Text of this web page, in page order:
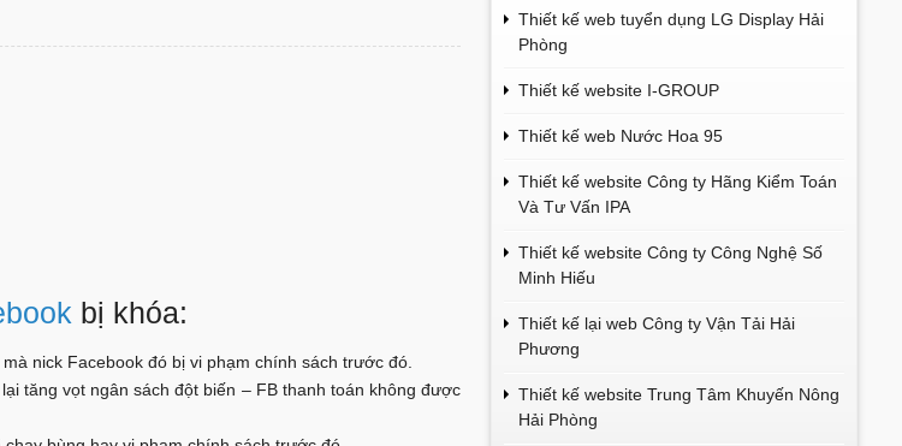
bị khóa:
nick Facebook đó bị vi phạm chính sách trước đó.
tăng vọt ngân sách đột biến – FB thanh toán không được
Thiết kế web tuyển dụng LG Display Hải
Phòng
Thiết kế website I-GROUP
Thiết kế web Nước Hoa 95
Thiết kế website Công ty Hãng Kiểm Toán
Và Tư Vấn IPA
Thiết kế website Công ty Công Nghệ Số
Minh Hiếu
Thiết kế lại web Công ty Vận Tải Hải
Phương
Thiết kế website Trung Tâm Khuyến Nông
Hải Phòng